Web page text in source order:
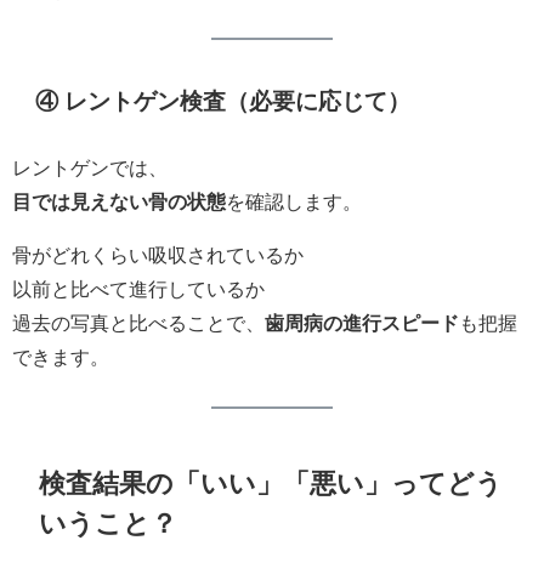
④ レントゲン検査 （必要に応じて）
レントゲンでは、
目では見えない骨の状態を確認します。
骨がどれくらい吸収されているか
以前と比べて進行しているか
過去の写真と比べることで、 歯周病の進行スピード も把握
できます。
検査結果の「いい」「悪い」ってどう
いうこと？